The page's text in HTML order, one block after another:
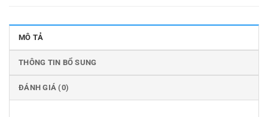
MÔ TẢ
THÔNG TIN BỔ SUNG
ĐÁNH GIÁ (0)